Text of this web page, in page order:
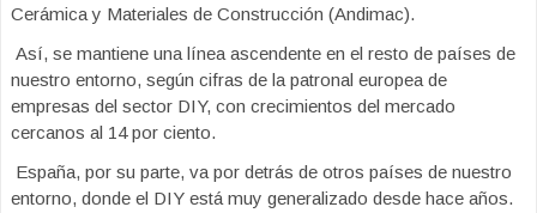
Cerámica y Materiales de Construcción (Andimac).
Así, se mantiene una línea ascendente en el resto de países de
nuestro entorno, según cifras de la patronal europea de
empresas del sector DIY, con crecimientos del mercado
cercanos al 14 por ciento.
España, por su parte, va por detrás de otros países de nuestro
entorno, donde el DIY está muy generalizado desde hace años.